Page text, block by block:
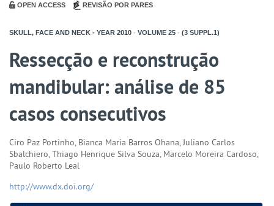
OPEN ACCESS REVISÃO POR PARES
SKULL, FACE AND NECK - YEAR 2010 - VOLUME 25 - (3 SUPPL.1)
Ressecção e reconstrução
mandibular: análise de 85
casos consecutivos
Ciro Paz Portinho, Bianca Maria Barros Ohana, Juliano Carlos
Sbalchiero, Thiago Henrique Silva Souza, Marcelo Moreira Cardoso,
Paulo Roberto Leal
http://www.dx.doi.org/